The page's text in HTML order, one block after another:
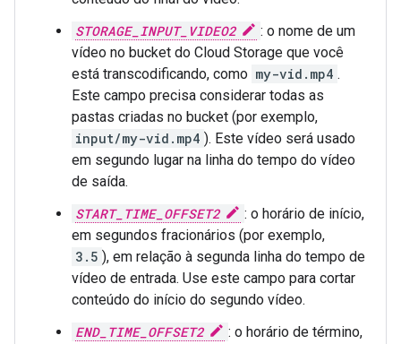
STORAGE_INPUT_VIDEO2
: o nome de um
vídeo no bucket do Cloud Storage que você
está transcodificando, como my-vid.mp4 .
Este campo precisa considerar todas as
pastas criadas no bucket (por exemplo,
input/my-vid.mp4 ). Este vídeo será usado
em segundo lugar na linha do tempo do vídeo
de saída.
START_TIME_OFFSET2
: o horário de início,
em segundos fracionários (por exemplo,
3.5 ), em relação à segunda linha do tempo de
vídeo de entrada. Use este campo para cortar
conteúdo do início do segundo vídeo.
END_TIME_OFFSET2
: o horário de término,